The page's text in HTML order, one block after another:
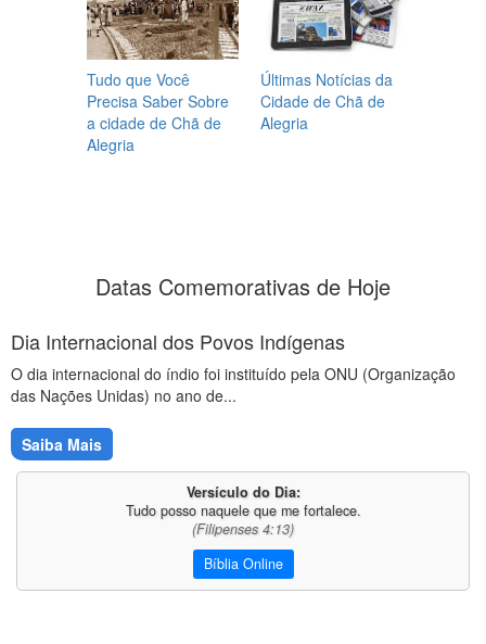
Tudo que Você
Precisa Saber Sobre
a cidade de Chã de
Alegria
Últimas Notícias da
Cidade de Chã de
Alegria
Datas Comemorativas de Hoje
Dia Internacional dos Povos Indígenas
O dia internacional do índio foi instituído pela ONU (Organização
das Nações Unidas) no ano de...
Saiba Mais
Versículo do Dia:
Tudo posso naquele que me fortalece.
(Filipenses 4:13)
Bíblia Online